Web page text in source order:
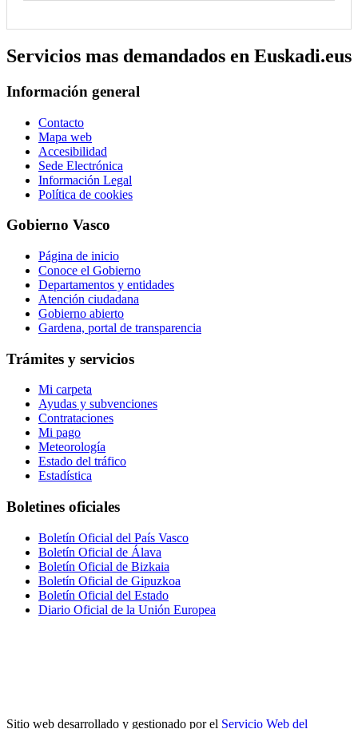
Servicios mas demandados en Euskadi.eus
Información general
Contacto
Mapa web
Accesibilidad
Sede Electrónica
Información Legal
Política de cookies
Gobierno Vasco
Página de inicio
Conoce el Gobierno
Departamentos y entidades
Atención ciudadana
Gobierno abierto
Gardena, portal de transparencia
Trámites y servicios
Mi carpeta
Ayudas y subvenciones
Contrataciones
Mi pago
Meteorología
Estado del tráfico
Estadística
Boletines oficiales
Boletín Oficial del País Vasco
Boletín Oficial de Álava
Boletín Oficial de Bizkaia
Boletín Oficial de Gipuzkoa
Boletín Oficial del Estado
Diario Oficial de la Unión Europea
Sitio web desarrollado y gestionado por el Servicio Web del